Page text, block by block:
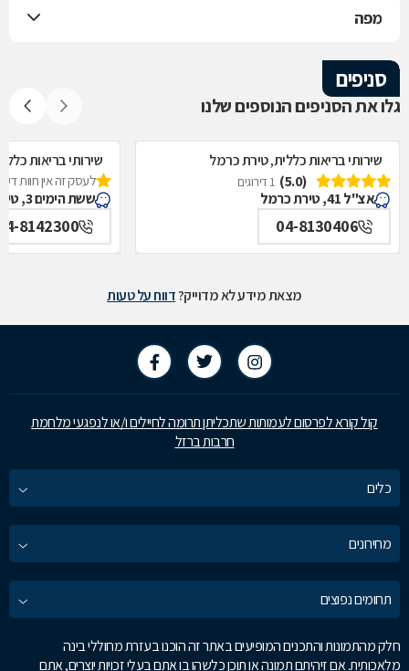
מפה
סניפים
גלו את הסניפים הנוספים שלנו
שירותי בריאות כללית, טירת כרמל
(5.0)
1 דירוגים
אצ"ל 41, טירת כרמל
04-8130406
שירותי בריאות
לעסק זה אין חוות
ששת הימים 3, טירת כרמל
8142300
מצאת מידע לא מדוייק?דווח על טעות
קול קורא לפרסום לעמותות שתכליתן תרומה לחיילים ו/או לנפגעי מלחמת
חרבות ברזל
כלים
מחירונים
תחומים נפוצים
חלק מהתמונות והתכנים המופיעים באתר זה הוכנו בעזרת מחוללי בינה
מלאכותית. אם זיהיתם תמונה או תוכן כלשהו בו אתם בעלי זכויות יוצרים, אתם